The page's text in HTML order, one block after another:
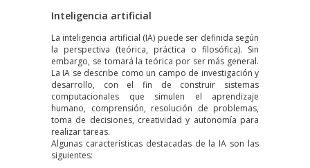
Inteligencia artificial
La inteligencia artificial (IA) puede ser definida según
la perspectiva (teórica, práctica o filosófica). Sin
embargo, se tomará la teórica por ser más general.
La IA se describe como un campo de investigación y
desarrollo, con el fin de construir sistemas
computacionales que simulen el aprendizaje
humano, comprensión, resolución de problemas,
toma de decisiones, creatividad y autonomía para
realizar tareas.
Algunas características destacadas de la IA son las
siguientes: